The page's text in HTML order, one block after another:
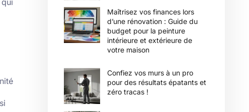
Maîtrisez vos finances lors
d’une rénovation : Guide du
budget pour la peinture
intérieure et extérieure de
votre maison
Confiez vos murs à un pro
pour des résultats épatants et
zéro tracas !